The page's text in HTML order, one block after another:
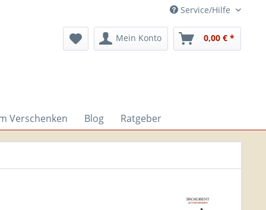
Service/Hilfe
Mein Konto 0,00 € *
Verschenken Blog Ratgeber